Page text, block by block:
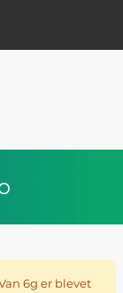
6g er blevet